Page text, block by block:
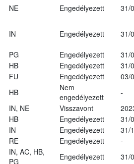
NE Engedélyezett
31/
IN Engedélyezett 31/
PG Engedélyezett
31/
HB Engedélyezett
31/
FU Engedélyezett
03/
HB
Nem
engedélyezett
-
IN, NE Visszavont
HB Engedélyezett
31/
IN Engedélyezett
31/
RE Engedélyezett
-
IN, AC, HB,
PG
Engedélyezett
31/